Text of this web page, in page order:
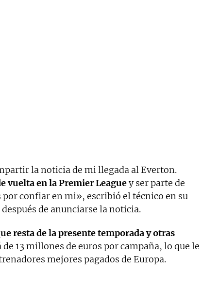
la noticia de mi llegada al Everton.
vuelta en la Premier Leaguey ser parte de
por confiar en mi», escribió el técnico en su
de anunciarse la noticia.
resta de la presente temporada y otras
de 13 millones de euros por campaña, lo que le
mejores pagados de Europa.